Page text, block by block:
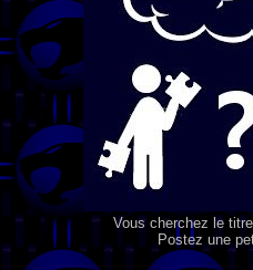
Vous cherchez le
Postez une